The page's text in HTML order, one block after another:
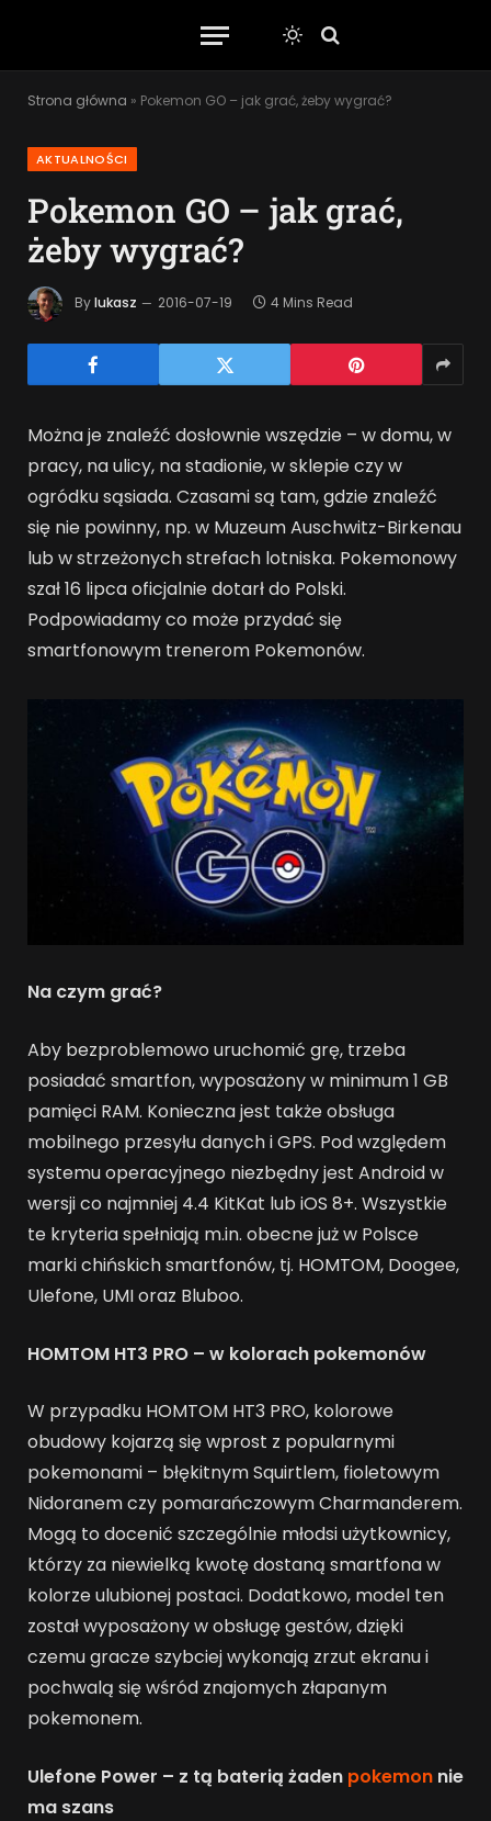
Strona główna » Pokemon GO – jak grać, żeby wygrać?
AKTUALNOŚCI
Pokemon GO – jak grać,
żeby wygrać?
Bylukasz 2016-07-19 4 Mins Read
Można je znaleźć dosłownie wszędzie – w domu, w
pracy, na ulicy, na stadionie, w sklepie czy w
ogródku sąsiada. Czasami są tam, gdzie znaleźć
się nie powinny, np. w Muzeum Auschwitz-Birkenau
lub w strzeżonych strefach lotniska. Pokemonowy
szał 16 lipca oficjalnie dotarł do Polski.
Podpowiadamy co może przydać się
smartfonowym trenerom Pokemonów.
Na czym grać?
Aby bezproblemowo uruchomić grę, trzeba
posiadać smartfon, wyposażony w minimum 1 GB
pamięci RAM. Konieczna jest także obsługa
mobilnego przesyłu danych i GPS. Pod względem
systemu operacyjnego niezbędny jest Android w
wersji co najmniej 4.4 KitKat lub iOS 8+. Wszystkie
te kryteria spełniają m.in. obecne już w Polsce
marki chińskich smartfonów, tj. HOMTOM, Doogee,
Ulefone, UMI oraz Bluboo.
HOMTOM HT3 PRO – w kolorach pokemonów
W przypadku HOMTOM HT3 PRO, kolorowe
obudowy kojarzą się wprost z popularnymi
pokemonami – błękitnym Squirtlem, fioletowym
Nidoranem czy pomarańczowym Charmanderem.
Mogą to docenić szczególnie młodsi użytkownicy,
którzy za niewielką kwotę dostaną smartfona w
kolorze ulubionej postaci. Dodatkowo, model ten
został wyposażony w obsługę gestów, dzięki
czemu gracze szybciej wykonają zrzut ekranu i
pochwalą się wśród znajomych złapanym
pokemonem.
Ulefone Power – z tą baterią żaden pokemon nie
ma szans